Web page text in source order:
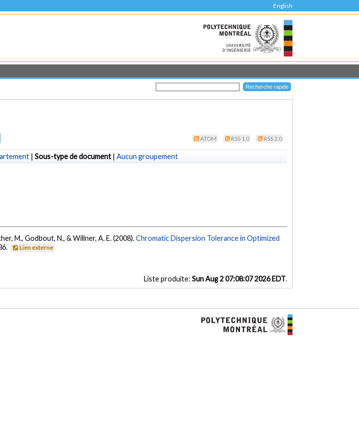
English
ATOM RSS 1.0 RSS 2.0
| Sous-type de document| Aucun groupement
M., Godbout, N., & Willner, A. E. (2008).Chromatic Dispersion Tolerance in Optimized
Lien externe
Liste produite: Sun Aug 2 07:08:07 2026 EDT.